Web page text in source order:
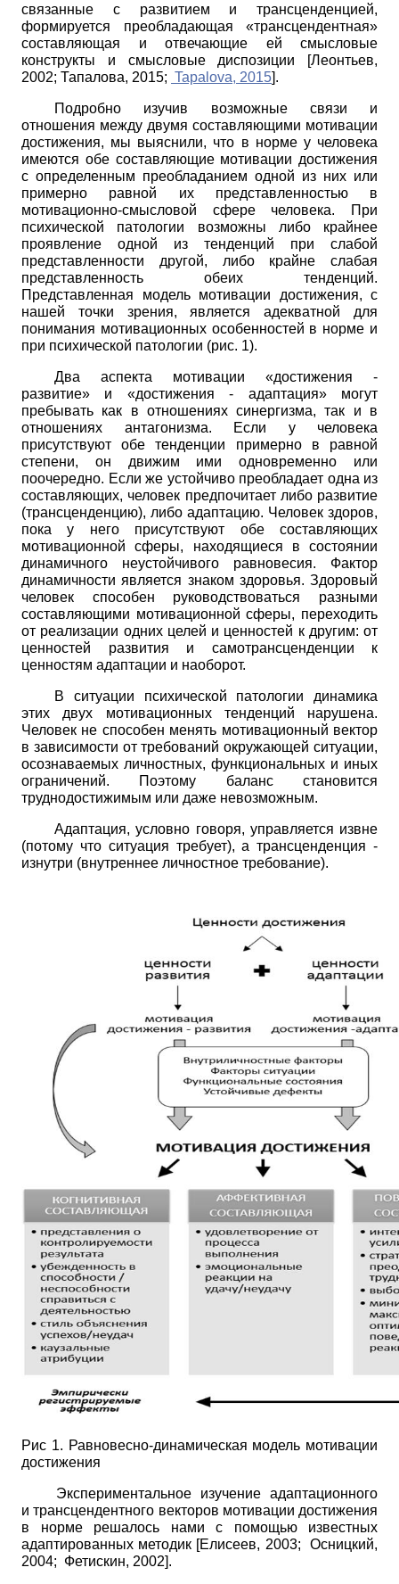
связанные с развитием и трансценденцией,
формируется преобладающая «трансцендентная»
составляющая и отвечающие ей смысловые
конструкты и смысловые диспозиции
[Леонтьев,
2002; Тапалова, 2015; Tapalova, 2015].
Подробно изучив возможные связи и
отношения между двумя составляющими мотивации
достижения, мы выяснили, что в норме у человека
имеются обе составляющие мотивации достижения
с определенным преобладанием одной из них или
примерно равной их представленностью в
мотивационно-смысловой сфере человека. При
психической патологии возможны либо крайнее
проявление одной из тенденций при слабой
представленности другой, либо крайне слабая
представленность обеих тенденций.
Представленная модель мотивации достижения, с
нашей точки зрения, является адекватной для
понимания мотивационных особенностей в норме и
при психической патологии (рис. 1).
Два аспекта мотивации «достижения -
развитие» и «достижения - адаптация» могут
пребывать как в отношениях синергизма, так и в
отношениях антагонизма. Если у человека
присутствуют обе тенденции примерно в равной
степени, он движим ими одновременно или
поочередно. Если же устойчиво преобладает одна из
составляющих, человек предпочитает либо развитие
(трансценденцию), либо адаптацию. Человек здоров,
пока у него присутствуют обе составляющих
мотивационной сферы, находящиеся в состоянии
динамичного неустойчивого равновесия. Фактор
динамичности является знаком здоровья. Здоровый
человек способен руководствоваться разными
составляющими мотивационной сферы, переходить
от реализации одних целей и ценностей к другим: от
ценностей развития и самотрансценденции к
ценностям адаптации и наоборот.
В ситуации психической патологии динамика
этих двух мотивационных тенденций нарушена.
Человек не способен менять мотивационный вектор
в зависимости от требований окружающей ситуации,
осознаваемых личностных, функциональных и иных
ограничений. Поэтому баланс становится
труднодостижимым или даже невозможным.
Адаптация, условно говоря, управляется извне
(потому что ситуация требует), а трансценденция -
изнутри (внутреннее личностное требование).
Рис 1. Равновесно-динамическая модель мотивации
достижения
Экспериментальное изучение адаптационного
и трансцендентного векторов мотивации достижения
в норме решалось нами с помощью известных
адаптированных методик [Елисеев, 2003;
Осницкий,
2004; Фетискин, 2002].